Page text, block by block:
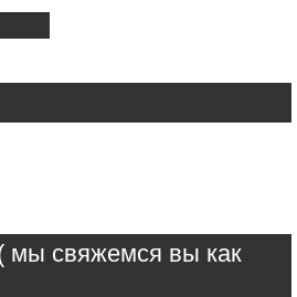
мы свяжемся вы как